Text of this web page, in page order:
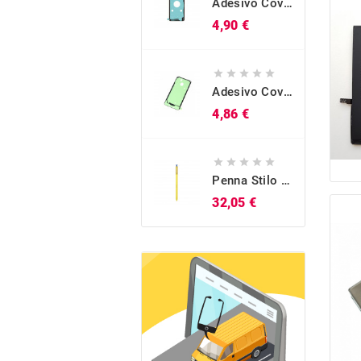
4,90 €
    
Adesivo Cover Posteriore Originale Galaxy A40 (SM-A405)
4,86 €
    
Penna Stilo S-Pen Originale Blu Galaxy Note 9 (SM-N960)
32,05 €